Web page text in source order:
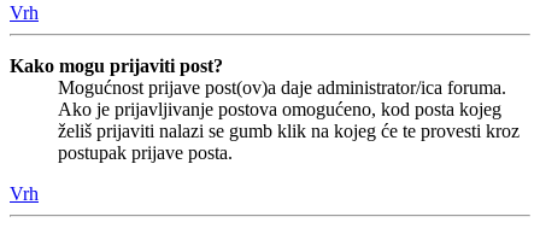
Vrh
Kako mogu prijaviti post?
Mogućnost prijave post(ov)a daje administrator/ica foruma.
Ako je prijavljivanje postova omogućeno, kod posta kojeg
želiš prijaviti nalazi se gumb klik na kojeg će te provesti kroz
postupak prijave posta.
Vrh